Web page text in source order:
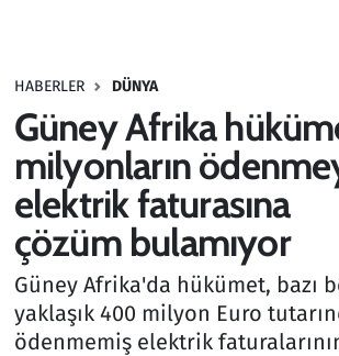
HABERLER DÜNYA
Güney Afrika
milyonların
elektrik faturasına
çözüm bulamıyor
Güney Afrika'da hükümet, bazı
yaklaşık 400 milyon Euro
ödenmemiş elektrik
Haber
Kültür Sanat
Kurumsal Haberler
Lezzet Durağı
Memur ve Kamu